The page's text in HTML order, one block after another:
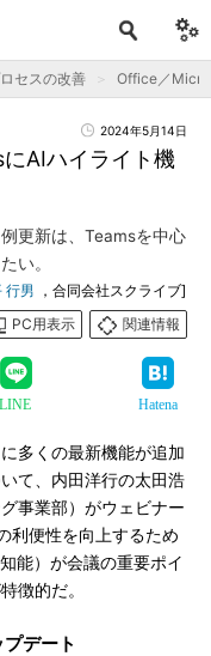
セスの改善 Office／
2024年5月14日
にAIハイライト機
更新は、Teamsを中心
い。
行男 ，合同会社スクライブ]
PC用表示
関連情報
LINE Hatena
多くの最新機能が追加
て、内田洋行の太田浩
事業部）がウェビナー
利便性を向上するため
能）が会議の重要ポイ
徴的だ。
デート